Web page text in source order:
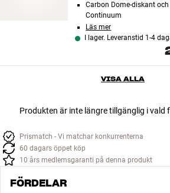
Carbon Dome-diskant
Continuum
Läs mer
I lager. Leveranstid 1-4
VISA ALLA
Produkten är inte längre tillgänglig i vald
Prismatch - Vi matchar konkurrenterna
60 dagars öppet köp
10 års medlemsgaranti på denna produkt
FÖRDELAR